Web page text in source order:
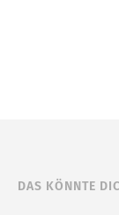
DAS KÖNNTE